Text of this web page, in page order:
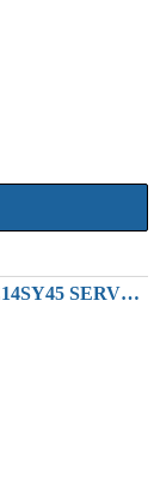
REPARATUR YASKAWA CACR-SR44BE14SY45 SERVOPACK 4.4KW 230VAC